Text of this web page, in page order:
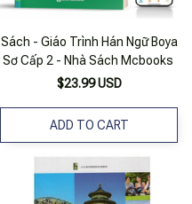
Sách - Giáo Trình Hán Ngữ Boya
Sơ Cấp 2 - Nhà Sách Mcbooks
$23.99 USD
ADD TO CART